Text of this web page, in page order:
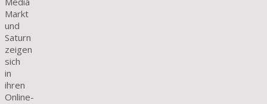
Markt
und
Saturn
zeigen
sich
in
ihren
Online-